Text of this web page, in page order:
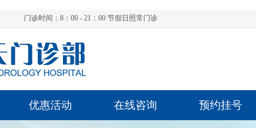
门诊时间：8：00 - 21：00 节假日照常门诊
优惠活动 在线咨询 预约挂号